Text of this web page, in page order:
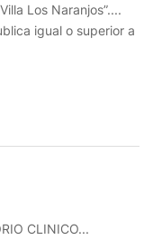
Los Naranjos”....
igual o superior a
CLINICO...